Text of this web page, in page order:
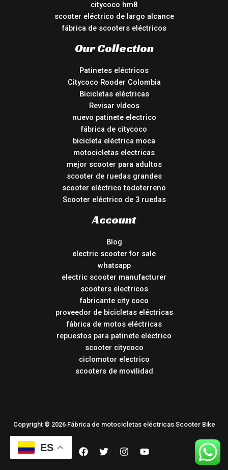
citycoco hm8
scooter eléctrico de largo alcance
fábrica de scooters eléctricos
Our Collection
Patinetes eléctricos
Citycoco Rooder Colombia
Bicicletas eléctricas
Revisar vídeos
nuevo patinete electrico
fábrica de citycoco
bicicleta eléctrica moca
motocicletas electricas
mejor scooter para adultos
scooter de ruedas grandes
scooter eléctrico todoterreno
Scooter eléctrico de 3 ruedas
Account
Blog
electric scooter for sale
whatsapp
electric scooter manufacturer
scooters electricos
fabricante city coco
proveedor de bicicletas eléctricas
fábrica de motos eléctricas
repuestos para patinete electrico
scooter citycoco
ciclomotor electrico
scooters de movilidad
Copyright © 2026 Fábrica de motocicletas eléctricas Scooter Bike
ES